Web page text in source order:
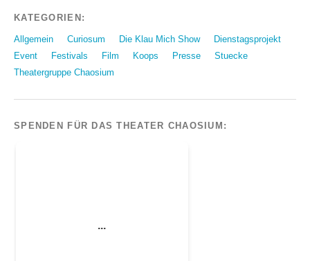
KATEGORIEN:
Allgemein Curiosum Die Klau Mich Show
Dienstagsprojekt
Event
Festivals Film Koops Presse
Stuecke
Theatergruppe Chaosium
SPENDEN FÜR DAS THEATER CHAOSIUM: